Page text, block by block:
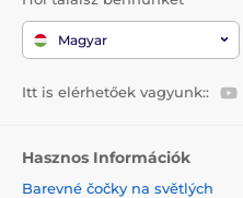
Magyar
Itt is elérhetőek vagyunk::
Hasznos Információk
Barevné čočky na světlých